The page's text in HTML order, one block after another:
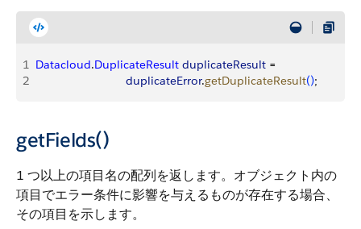
1 Datacloud.DuplicateResult duplicateResult =
2
                            duplicateError
.getDuplicateResult();
getFields()
1 つ以上の項目名の配列を返します。オブジェクト内の
項目でエラー条件に影響を与えるものが存在する場合、
その項目を示します。